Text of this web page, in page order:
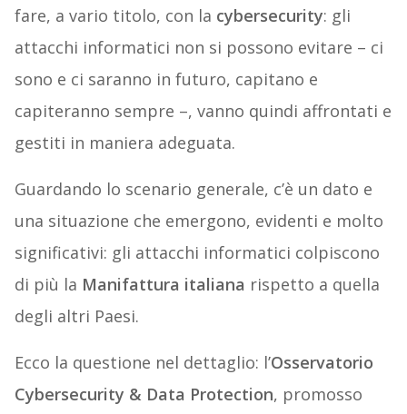
fare, a vario titolo, con la cybersecurity: gli
attacchi informatici non si possono evitare – ci
sono e ci saranno in futuro, capitano e
capiteranno sempre –, vanno quindi affrontati e
gestiti in maniera adeguata.
Guardando lo scenario generale, c’è un dato e
una situazione che emergono, evidenti e molto
significativi: gli attacchi informatici colpiscono
di più la Manifattura italiana rispetto a quella
degli altri Paesi.
Ecco la questione nel dettaglio: l’Osservatorio
Cybersecurity & Data Protection, promosso